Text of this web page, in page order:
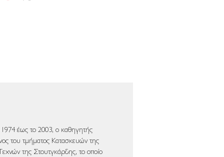
1974 έως το 2003, ο καθηγητής
του τμήματος Κατασκευών της
της Στουτγκάρδης, το οποίο